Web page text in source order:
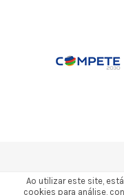
Ao utilizar este site,
cookies para análise,